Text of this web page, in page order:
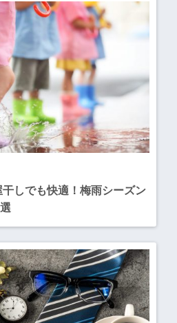
干しでも快適！梅雨シーズン